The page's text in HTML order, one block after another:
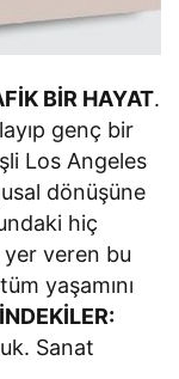
BİR HAYAT.
genç bir
Los Angeles
dönüşüne
hiç
veren bu
yaşamını
Sanat